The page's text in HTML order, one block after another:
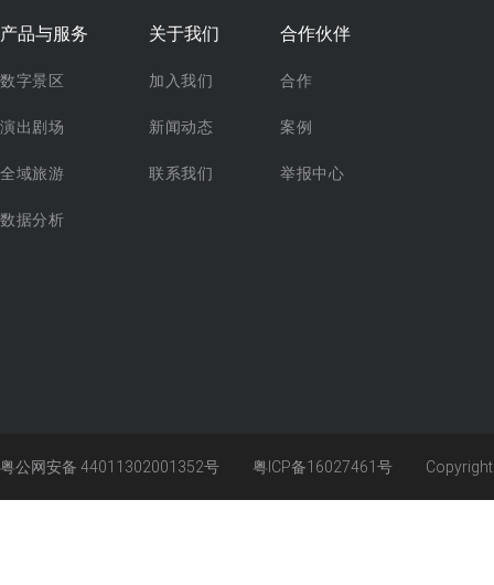
产品与服务
数字景区
演出剧场
全域旅游
数据分析
关于我们
加入我们
新闻动态
联系我们
合作伙伴
合作
案例
举报中心
粤公网安备 44011302001352号 粤ICP备16027461号